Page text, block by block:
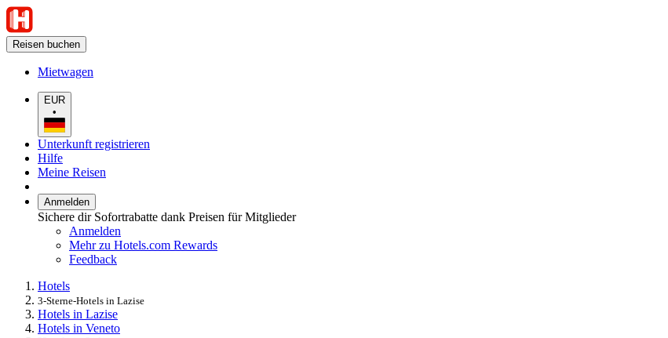
Reisen buchen
Mietwagen
EUR
•
Unterkunft registrieren
Hilfe
Meine Reisen
Anmelden
Sichere dir Sofortrabatte dank Preisen für Mitglieder
Anmelden
Mehr zu Hotels.com Rewards
Feedback
Hotels
3-Sterne-Hotels in Lazise
Hotels in Lazise
Hotels in Veneto